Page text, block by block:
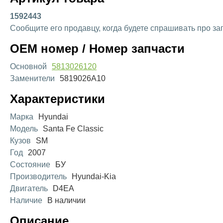
1592443
Сообщите его продавцу, когда будете спрашивать про
OEM номер / Номер запчасти
Основной
5813026120
Заменители
5819026A10
Характеристики
Марка
Hyundai
Модель
Santa Fe Classic
Кузов
SM
Год
2007
Состояние
БУ
Производитель
Hyundai-Kia
Двигатель
D4EA
Наличие
В наличии